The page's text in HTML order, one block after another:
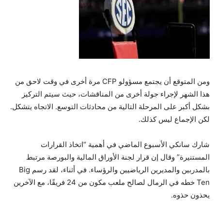
ومن المتوقع أن يجتمع مسؤولو CFP مرة أخرى في وقت لاحق من
هذا الشهر لإجراء جولة أخرى من المناقشات، حيث سيتم التركيز
بشكل أكبر على المرحلة التالية من محادثات التوسع. الاتجاه يتشكل.
لكن الإجماع ليس كذلك.
شارك سانكي الأسبوع الماضي في أهمية “اتخاذ القرارات
المستنيرة” وقال إن قرار لجنة الأوراق المالية والبورصة مرتبط
بالمدربين والمديرين الرياضيين والرؤساء. في أثناء،
لقد رسم Big
Ten خطه في الرمال لصالح ملعب مكون من 24 فريقًا
، مع الآخرين
يحذون حذوه.